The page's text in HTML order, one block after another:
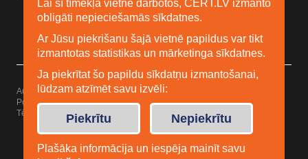
Autortiesības © 2026 Esidrošs
Powered byWordPress
Tēma: Uku noElmastudio
Lai šī tīmekļa vietne darbotos, CERT.LV izmanto
obligāti nepieciešamās sīkdatnes.
Ar Jūsu piekrišanu šajā vietnē papildus var tikt
izmantotas statistikas un mārketinga sīkdatnes.
Ja piekrītat šo papildu sīkdatņu izmantošanai,
lūdzam atzīmēt savu izvēli:
Piekrītu Nepiekrītu
Plašāka informācija un iespēja mainīt savu